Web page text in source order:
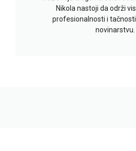
Nikola nastoji da održi
profesionalnosti i
novinarstvu.